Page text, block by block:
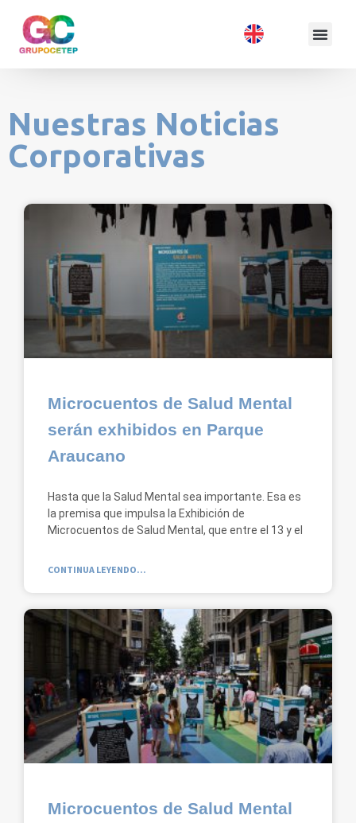
Nuestras Noticias
Corporativas
Microcuentos de Salud Mental
serán exhibidos en Parque
Araucano
Hasta que la Salud Mental sea importante. Esa es
la premisa que impulsa la Exhibición de
Microcuentos de Salud Mental, que entre el 13 y el
CONTINUA LEYENDO...
Microcuentos de Salud Mental